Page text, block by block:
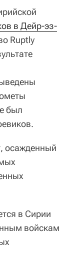
в Дейр-эз-
Ruptly
был
осажденный
в Сирии
войскам